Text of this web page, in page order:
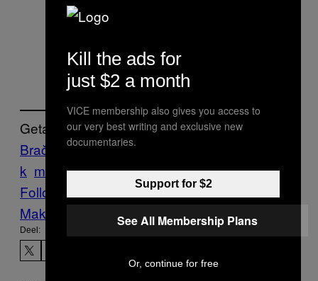
Hengstdijk. Niet omdat het
lekker rustig is in Hengstdijk.
Getagd:
Brač
de Foto Fotos
k marieke van Vice Blog
Follow Us On Discover
Make Us Preferred In Top Stories
Deel:
Kill the ads for
just $2 a month
VICE membership also gives you access to
our very best writing and exclusive new
documentaries.
Support for $2
See All Membership Plans
Or, continue for free